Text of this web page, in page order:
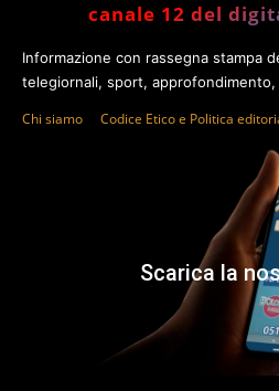
canale 12 del
Informazione con rassegna stampa
telegiornali, sport,
Chi siamo Codice Etico e Politica
Scarica la